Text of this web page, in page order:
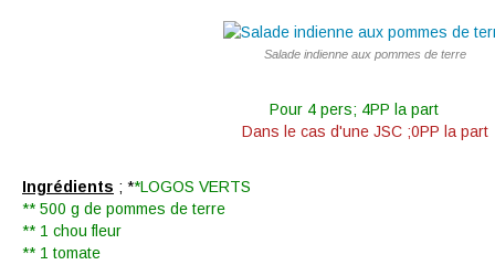
Salade indienne aux pommes de terre
Pour 4 pers; 4PP la part
Dans le cas d'une JSC ;0PP la part
Ingrédients ; **LOGOS VERTS
** 500 g de pommes de terre
** 1 chou fleur
** 1 tomate